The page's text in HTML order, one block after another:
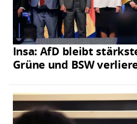
Insa: AfD bleibt
Grüne und BSW